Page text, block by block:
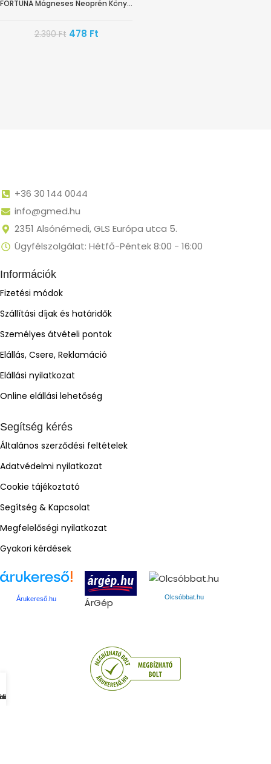
FORTUNA Mágneses Neoprén Könyökrögzítő UNI
2.390Ft 478 Ft
+36 30 144 0044
info@gmed.hu
2351 Alsónémedi, GLS Európa utca 5.
Ügyfélszolgálat: Hétfő-Péntek 8:00 - 16:00
Információk
Fizetési módok
Szállítási díjak és határidők
Személyes átvételi pontok
Elállás, Csere, Reklamáció
Elállási nyilatkozat
Online elállási lehetőség
Segítség kérés
Általános szerződési feltételek
Adatvédelmi nyilatkozat
Cookie tájékoztató
Segítség & Kapcsolat
Megfelelőségi nyilatkozat
Gyakori kérdések
Árukereső.hu ÁrGép Olcsóbbat.hu